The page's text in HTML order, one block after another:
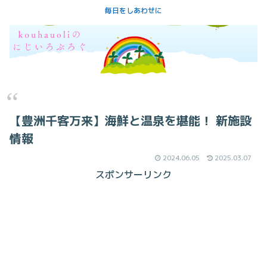
毎日をしあわせに
【豊洲千客万来】海鮮と温泉を堪能！ 新施設
情報
2024.06.05 2025.03.07
スポンサーリンク